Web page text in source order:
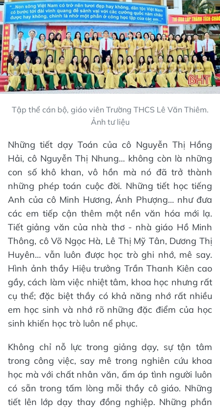
Tập thể cán bộ, giáo viên Trường THCS Lê Văn Thiêm.
Ảnh tư liệu
Những tiết dạy Toán của cô Nguyễn Thị Hồng
Hải, cô Nguyễn Thị Nhung… không còn là những
con số khô khan, vô hồn mà nó đã trở thành
những phép toán cuộc đời. Những tiết học tiếng
Anh của cô Minh Hương, Ánh Phượng… như đưa
các em tiếp cận thêm một nền văn hóa mới lạ.
Tiết giảng văn của nhà thơ - nhà giáo Hồ Minh
Thông, cô Võ Ngọc Hà, Lê Thị Mỹ Tân, Dương Thị
Huyên… vẫn luôn được học trò ghi nhớ, mê say.
Hình ảnh thầy Hiệu trưởng Trần Thanh Kiên cao
gầy, cách làm việc nhiệt tâm, khoa học nhưng rất
cụ thể; đặc biệt thầy có khả năng nhớ rất nhiều
em học sinh và nhớ rõ những đặc điểm của học
sinh khiến học trò luôn nể phục.
Không chỉ nỗ lực trong giảng dạy, sự tận tâm
trong công việc, say mê trong nghiên cứu khoa
học mà với chất nhân văn, ấm áp tình người luôn
có sẵn trong tấm lòng mỗi thầy cô giáo. Những
tiết lên lớp dạy thay đồng nghiệp. Những phần